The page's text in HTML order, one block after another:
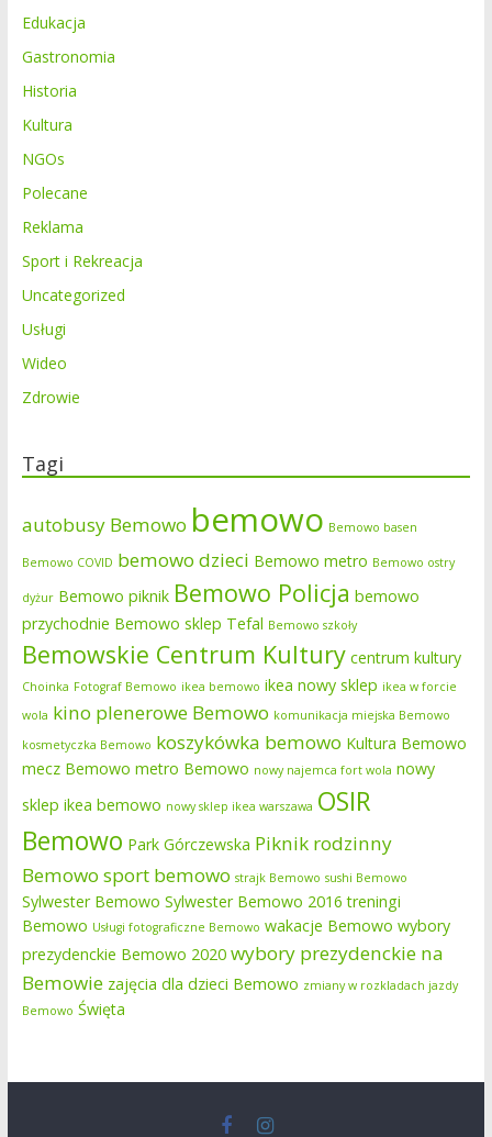
Edukacja
Gastronomia
Historia
Kultura
NGOs
Polecane
Reklama
Sport i Rekreacja
Uncategorized
Usługi
Wideo
Zdrowie
Tagi
autobusy Bemowo bemowo Bemowo basen
Bemowo COVID bemowo dzieci Bemowo metro Bemowo ostry
dyżur Bemowo piknik Bemowo Policja bemowo
przychodnie Bemowo sklep Tefal Bemowo szkoły
Bemowskie Centrum Kultury centrum kultury
Choinka Fotograf Bemowo ikea bemowo ikea nowy sklep ikea w forcie
wola kino plenerowe Bemowo komunikacja miejska Bemowo
kosmetyczka Bemowo koszykówka bemowo Kultura Bemowo
mecz Bemowo metro Bemowo nowy najemca fort wola nowy
sklep ikea bemowo nowy sklep ikea warszawa OSIR
Bemowo Park Górczewska Piknik rodzinny
Bemowosport bemowo strajk Bemowo sushi Bemowo
Sylwester Bemowo Sylwester Bemowo 2016 treningi
Bemowo Usługi fotograficzne Bemowo wakacje Bemowo wybory
prezydenckie Bemowo 2020 wybory prezydenckie na
Bemowie zajęcia dla dzieci Bemowo zmiany w rozkladach jazdy
Bemowo Święta